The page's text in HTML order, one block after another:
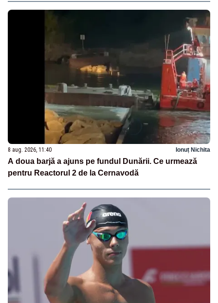
8 aug. 2026, 11:40 Ionuț Nichita
A doua barjă a ajuns pe fundul Dunării. Ce urmează
pentru Reactorul 2 de la Cernavodă